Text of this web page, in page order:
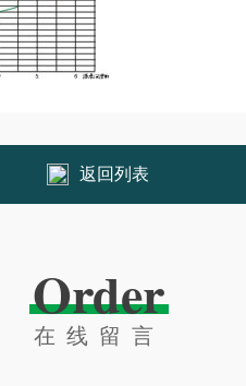
返回列表
Order
在线留言